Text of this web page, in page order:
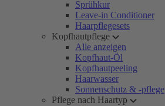
Sprühkur
Leave-in Conditioner
Haarpflegesets
Kopfhautpflege
Alle anzeigen
Kopfhaut-Öl
Kopfhautpeeling
Haarwasser
Sonnenschutz & -pflege
Pflege nach Haartyp